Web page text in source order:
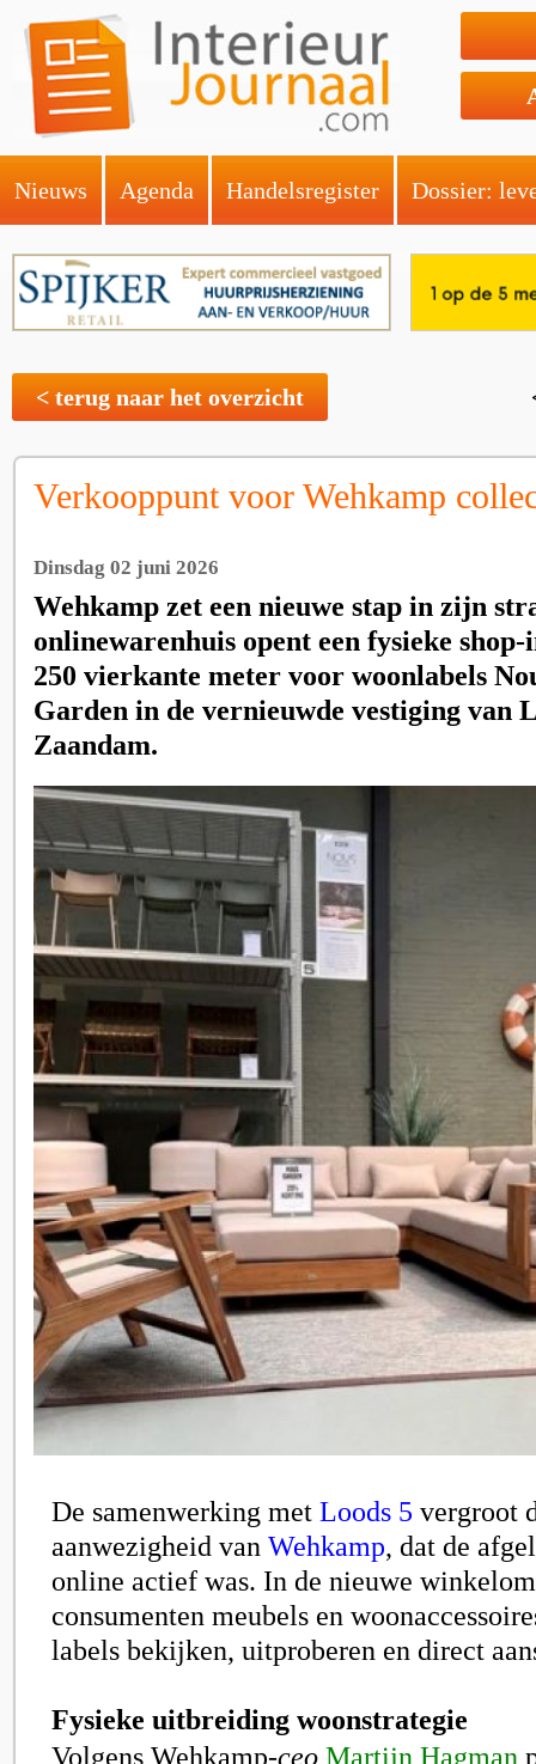
Nieuws Agenda Handelsregister Dossier:
< terug naar het overzicht
Verkooppunt voor Wehkamp
Dinsdag 02 juni 2026
Wehkamp zet een nieuwe stap in zijn
onlinewarenhuis opent een fysieke
250 vierkante meter voor woonlabels
Garden in de vernieuwde vestiging van
Zaandam.
De samenwerking met Loods 5 vergroot
aanwezigheid van Wehkamp, dat de
online actief was. In de nieuwe
consumenten meubels en
labels bekijken, uitproberen en direct
Fysieke uitbreiding woonstrategie
Volgens Wehkamp-ceo Martijn Hagman